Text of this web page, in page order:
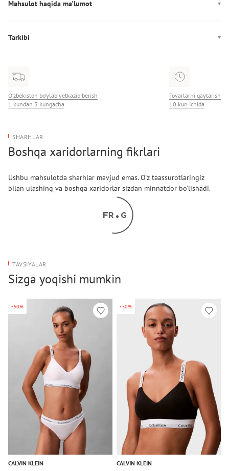
Mahsulot haqida ma'lumot
Tarkibi
O‘zbekiston bo‘ylab yetkazib berish
1 kundan 3 kungacha
Tovarlarni qaytarish
10 kun ichida
SHARHLAR
Boshqa xaridorlarning fikrlari
Ushbu mahsulotda sharhlar mavjud emas. O'z taassurotlaringiz
bilan ulashing va boshqa xaridorlar sizdan minnatdor bo'lishadi.
TAVSIYALAR
Sizga yoqishi mumkin
-50%
CALVIN KLEIN
-50%
CALVIN KLEIN